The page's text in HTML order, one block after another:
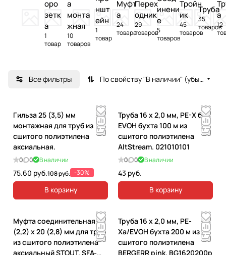
оро
зетк
а
1
товар
а
монта
жная
10
товаров
ншт
ейн
1
товар
Муфт
а
24
товара
Перех
одник
29
товаров
инени
е
5
товаров
Тройн
ик
45
товаров
Труба
35
товаров
а
12
Все фильтры По свойству "В наличии" (убывание)
Гильза 25 (3,5) мм
монтажная для труб из
сшитого полиэтилена
аксиальная.
0 0 В наличии
75.60 руб.108 руб. -30%
В корзину
Труба 16 х 2,0 мм, PE-X без
EVOH бухта 100 м из
сшитого полиэтилена
AltStream. 021010101
0 0 В наличии
43 руб.
В корзину
Муфта соединительная 16
(2,2) х 20 (2,8) мм для труб
из сшитого полиэтилена
аксиальный STOUT. SFA-
Труба 16 х 2,0 мм, PE-
Xa/EVOH бухта 200 м из
сшитого полиэтилена
BERGERR pink. BG1620200p